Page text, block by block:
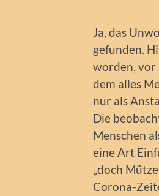
Ja, das
gefunden.
worden, vor
dem alles
nur als
Die
Menschen
eine Art
„doch
Corona-